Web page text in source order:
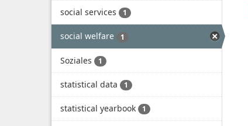
social services 1
social welfare 1
Soziales 1
statistical data 1
statistical yearbook 1